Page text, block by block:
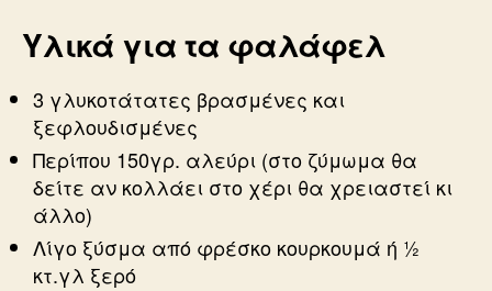
Υλικά για τα φαλάφελ
3 γλυκοτάτατες βρασμένες και
ξεφλουδισμένες
Περίπου 150γρ. αλεύρι (στο ζύμωμα θα
δείτε αν κολλάει στο χέρι θα χρειαστεί κι
άλλο)
Λίγο ξύσμα από φρέσκο κουρκουμά ή ½
κτ.γλ ξερό